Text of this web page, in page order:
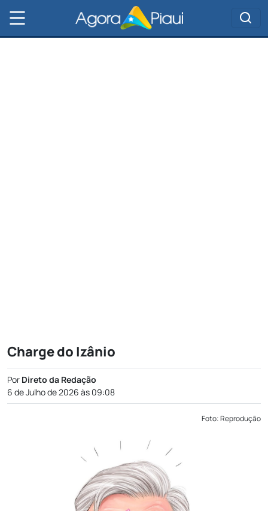
Charge do Izânio
Por Direto da Redação
6 de Julho de 2026 às 09:08
Foto: Reprodução